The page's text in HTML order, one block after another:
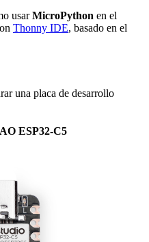
usarMicroPython en el
Thonny IDE, basado en el
una placa de desarrollo
ESP32-C5